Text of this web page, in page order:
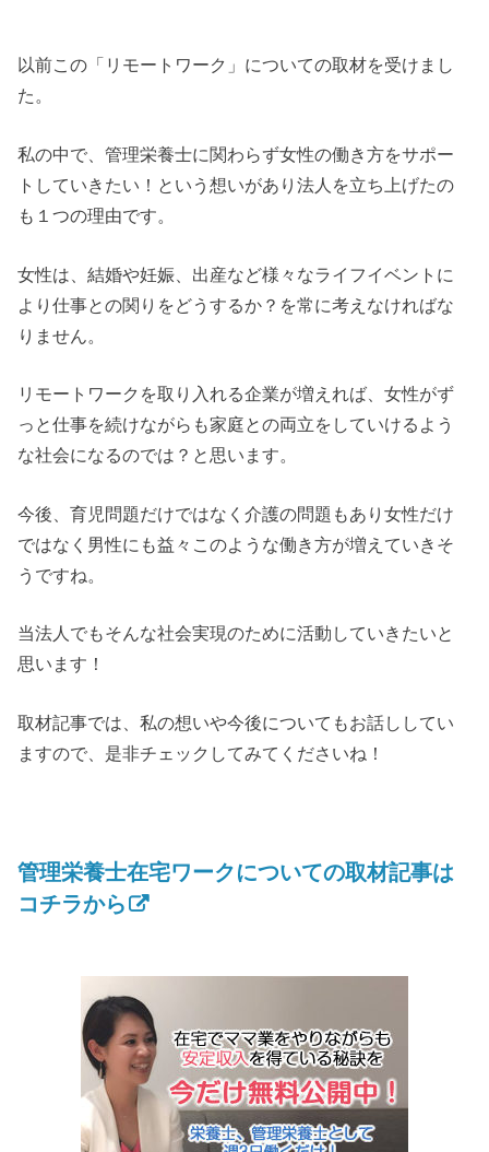
以前この「リモートワーク」についての取材を受けまし
た。
私の中で、管理栄養士に関わらず女性の働き方をサポー
トしていきたい！という想いがあり法人を立ち上げたの
も１つの理由です。
女性は、結婚や妊娠、出産など様々なライフイベントに
より仕事との関りをどうするか？を常に考えなければな
りません。
リモートワークを取り入れる企業が増えれば、女性がず
っと仕事を続けながらも家庭との両立をしていけるよう
な社会になるのでは？と思います。
今後、育児問題だけではなく介護の問題もあり女性だけ
ではなく男性にも益々このような働き方が増えていきそ
うですね。
当法人でもそんな社会実現のために活動していきたいと
思います！
取材記事では、私の想いや今後についてもお話ししてい
ますので、是非チェックしてみてくださいね！
管理栄養士在宅ワークについての取材記事は
コチラから